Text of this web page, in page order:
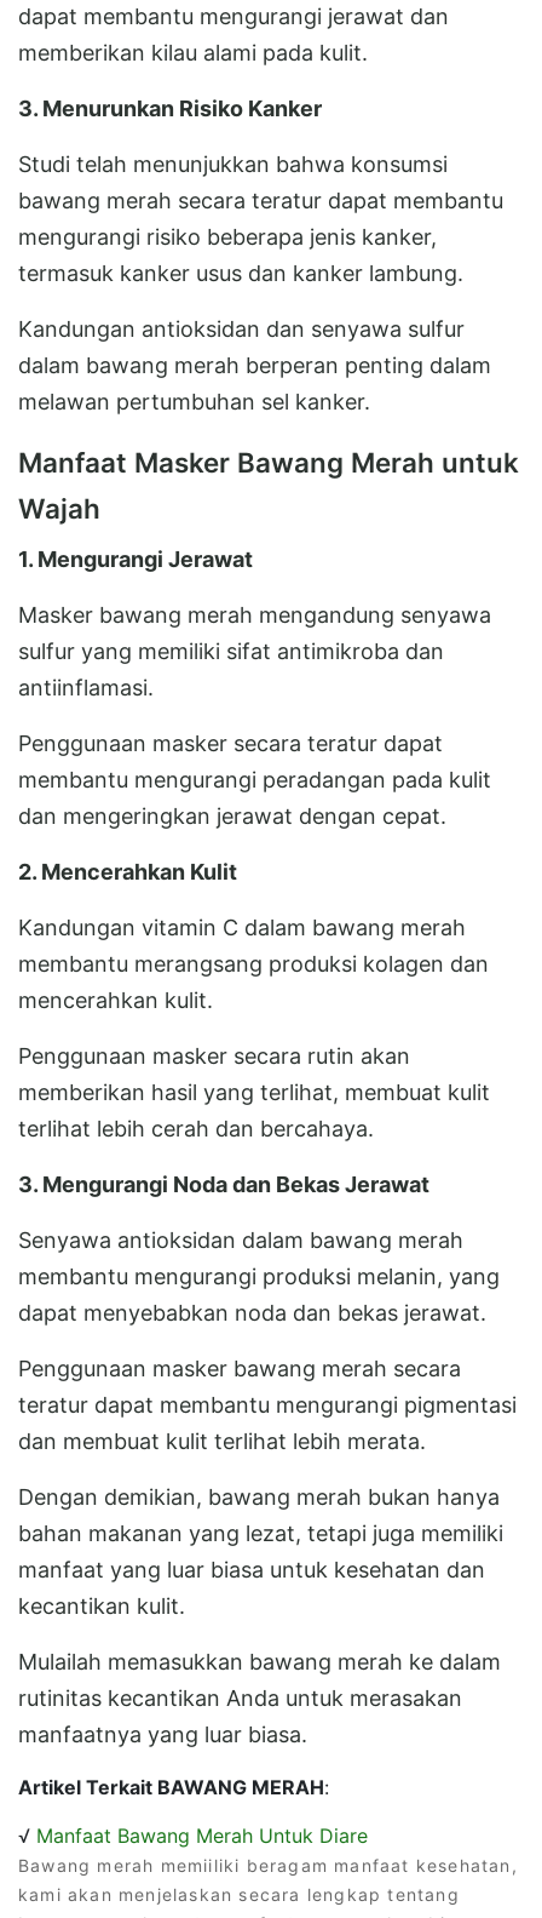
dapat membantu mengurangi jerawat dan
memberikan kilau alami pada kulit.
3. Menurunkan Risiko Kanker
Studi telah menunjukkan bahwa konsumsi
bawang merah secara teratur dapat membantu
mengurangi risiko beberapa jenis kanker,
termasuk kanker usus dan kanker lambung.
Kandungan antioksidan dan senyawa sulfur
dalam bawang merah berperan penting dalam
melawan pertumbuhan sel kanker.
Manfaat Masker Bawang Merah untuk
Wajah
1. Mengurangi Jerawat
Masker bawang merah mengandung senyawa
sulfur yang memiliki sifat antimikroba dan
antiinflamasi.
Penggunaan masker secara teratur dapat
membantu mengurangi peradangan pada kulit
dan mengeringkan jerawat dengan cepat.
2. Mencerahkan Kulit
Kandungan vitamin C dalam bawang merah
membantu merangsang produksi kolagen dan
mencerahkan kulit.
Penggunaan masker secara rutin akan
memberikan hasil yang terlihat, membuat kulit
terlihat lebih cerah dan bercahaya.
3. Mengurangi Noda dan Bekas Jerawat
Senyawa antioksidan dalam bawang merah
membantu mengurangi produksi melanin, yang
dapat menyebabkan noda dan bekas jerawat.
Penggunaan masker bawang merah secara
teratur dapat membantu mengurangi pigmentasi
dan membuat kulit terlihat lebih merata.
Dengan demikian, bawang merah bukan hanya
bahan makanan yang lezat, tetapi juga memiliki
manfaat yang luar biasa untuk kesehatan dan
kecantikan kulit.
Mulailah memasukkan bawang merah ke dalam
rutinitas kecantikan Anda untuk merasakan
manfaatnya yang luar biasa.
Artikel Terkait BAWANG MERAH:
√ Manfaat Bawang Merah Untuk Diare
Bawang merah memiiliki beragam manfaat kesehatan,
kami akan menjelaskan secara lengkap tentang